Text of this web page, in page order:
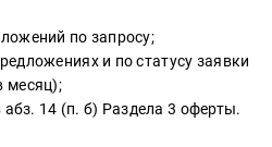
по запросу;
и по статусу заявки
месяц);
абз. 14 (п. б) Раздела 3 оферты.